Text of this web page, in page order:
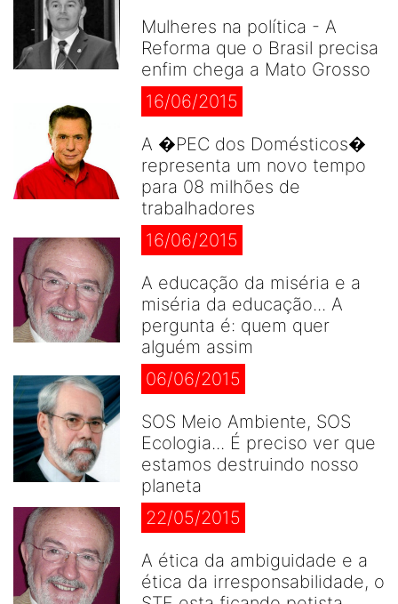
Mulheres na política - A
Reforma que o Brasil precisa
enfim chega a Mato Grosso
16/06/2015
A �PEC dos Domésticos�
representa um novo tempo
para 08 milhões de
trabalhadores
16/06/2015
A educação da miséria e a
miséria da educação... A
pergunta é: quem quer
alguém assim
06/06/2015
SOS Meio Ambiente, SOS
Ecologia... É preciso ver que
estamos destruindo nosso
planeta
22/05/2015
A ética da ambiguidade e a
ética da irresponsabilidade, o